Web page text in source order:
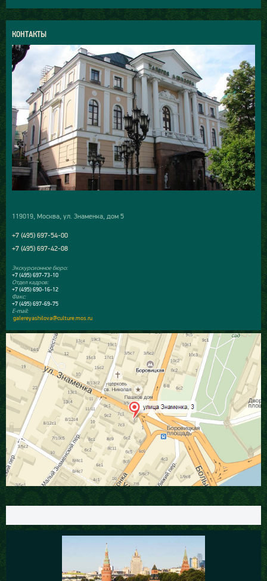
КОНТАКТЫ
119019, Москва, ул. Знаменка, дом 5
+7 (495) 697-54-00
+7 (495) 697-42-08
Экскурсионное бюро:
+7 (495) 697-73-10
Отдел кадров:
+7 (495) 690-16-12
Факс:
+7 (495) 697-69-75
E-mail:
galereyashilova@culture.mos.ru